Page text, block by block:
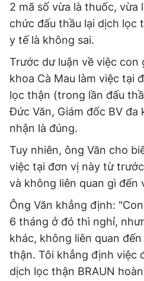
2 mã số vừa là thuốc, vừa
chức đấu thầu lại dịch
y tế là không sai.
Trước dư luận về việc con
khoa Cà Mau làm việc tại
lọc thận (trong lần đấu
Đức Văn, Giám đốc BV đa
nhận là đúng.
Tuy nhiên, ông Văn cho
việc tại đơn vị này từ
và không liên quan gì đến
Ông Văn khẳng định:
6 tháng ở đó thì nghỉ,
khác, không liên quan
thận. Tôi khẳng định việc
dịch lọc thận BRAUN